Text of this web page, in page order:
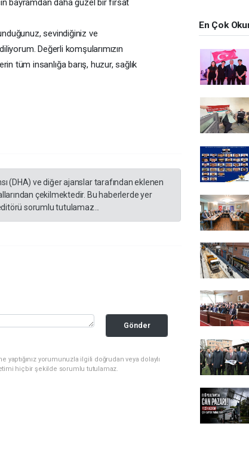
bayramdan daha güzel bir fırsat
sevindiğiniz ve
Değerli komşularımızın
tüm insanlığa barış, huzur, sağlık
(DHA) ve diğer ajanslar tarafından eklenen
çekilmektedir. Bu haberlerde yer
sorumlu tutulamaz...
Gönder
yorumunuzla ilgili doğrudan veya dolaylı
hiçbir şekilde sorumlu tutulamaz.
En Çok